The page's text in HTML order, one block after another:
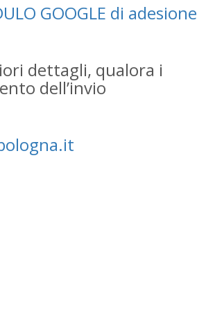
GOOGLE di adesione
dettagli, qualora i
dell’invio